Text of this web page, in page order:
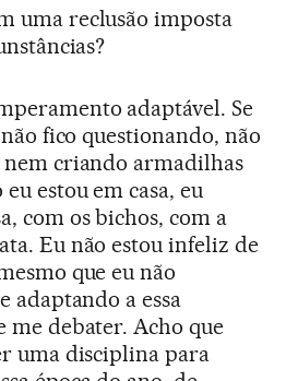
uma reclusão imposta
adaptável. Se
fico questionando, não
criando armadilhas
estou em casa, eu
com os bichos, com a
Eu não estou infeliz de
que eu não
adaptando a essa
me debater. Acho que
uma disciplina para